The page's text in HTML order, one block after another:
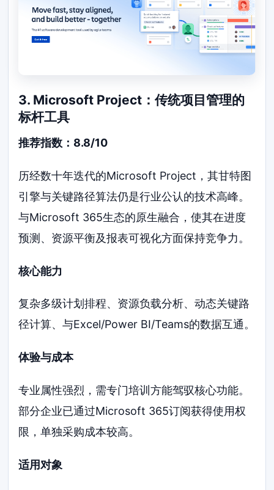
3. Microsoft Project：传统项目管理的
标杆工具
推荐指数：8.8/10
历经数十年迭代的Microsoft Project，其甘特图
引擎与关键路径算法仍是行业公认的技术高峰。
与Microsoft 365生态的原生融合，使其在进度
预测、资源平衡及报表可视化方面保持竞争力。
核心能力
复杂多级计划排程、资源负载分析、动态关键路
径计算、与Excel/Power BI/Teams的数据互通。
体验与成本
专业属性强烈，需专门培训方能驾驭核心功能。
部分企业已通过Microsoft 365订阅获得使用权
限，单独采购成本较高。
适用对象